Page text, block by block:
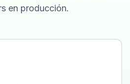
en producción.